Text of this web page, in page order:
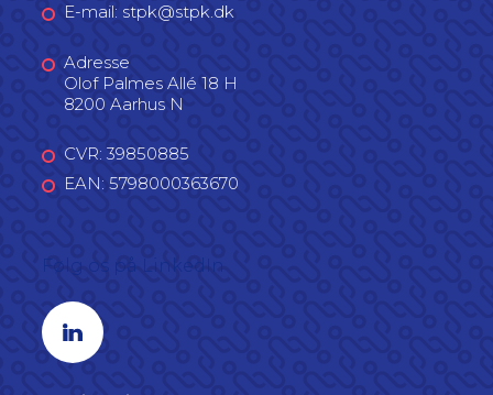
E-mail: stpk@stpk.dk
Adresse
Olof Palmes Allé 18 H
8200 Aarhus N
CVR: 39850885
EAN: 5798000363670
Linkedin profil